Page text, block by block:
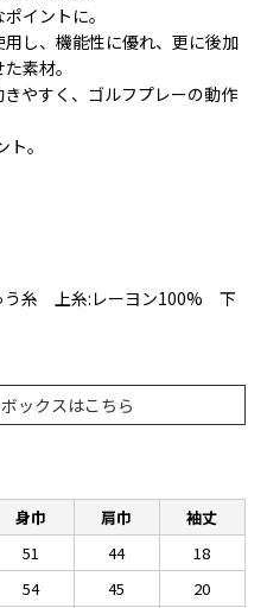
イントに。
し、機能性に優れ、更に後加
素材。
やすく、ゴルフプレーの動作
。
う糸 上糸:レーヨン100% 下
ックスはこちら
身巾 肩巾
袖丈
51 44
18
54 45
20